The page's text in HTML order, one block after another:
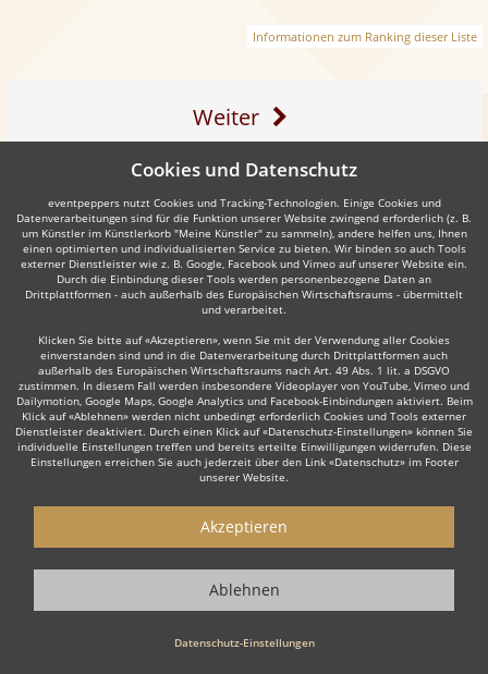
Informationen zum Ranking dieser Liste
Weiter
Manche dieser Live-Musiker bieten ihre Dienste auch in
der Umgebung an, z. B. inOlching,GautingoderBraunau
am Inn.
Live-Musiker gesucht?
einem einzigartigen Erlebnis macht? Dann sind Sie hier genau
Musik zur Hochzeit oder die energiegeladene Performance einer
für Ihre Firmenfeier – unsere erfahrenen Live Musiker
Cookies und Datenschutz
eventpeppers nutzt Cookies und Tracking-Technologien. Einige Cookies und
Datenverarbeitungen sind für die Funktion unserer Website zwingend erforderlich (z. B.
um Künstler im Künstlerkorb "Meine Künstler" zu sammeln), andere helfen uns, Ihnen
einen optimierten und individualisierten Service zu bieten. Wir binden so auch Tools
externer Dienstleister wie z. B. Google, Facebook und Vimeo auf unserer Website ein.
Durch die Einbindung dieser Tools werden personenbezogene Daten an
Drittplattformen - auch außerhalb des Europäischen Wirtschaftsraums - übermittelt
und verarbeitet.
Klicken Sie bitte auf «Akzeptieren», wenn Sie mit der Verwendung aller Cookies
einverstanden sind und in die Datenverarbeitung durch Drittplattformen auch
außerhalb des Europäischen Wirtschaftsraums nach Art. 49 Abs. 1 lit. a DSGVO
zustimmen. In diesem Fall werden insbesondere Videoplayer von YouTube, Vimeo und
Dailymotion, Google Maps, Google Analytics und Facebook-Einbindungen aktiviert. Beim
Klick auf «Ablehnen» werden nicht unbedingt erforderlich Cookies und Tools externer
Dienstleister deaktiviert. Durch einen Klick auf «Datenschutz-Einstellungen» können Sie
individuelle Einstellungen treffen und bereits erteilte Einwilligungen widerrufen. Diese
Einstellungen erreichen Sie auch jederzeit über den Link «Datenschutz» im Footer
unserer Website.
Datenschutz-Einstellungen
Akzeptieren
Ablehnen